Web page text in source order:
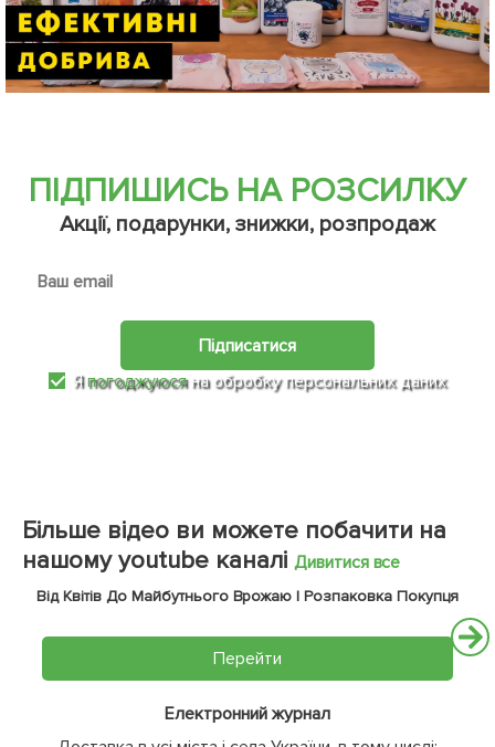
ПІДПИШИСЬ НА РОЗСИЛКУ
Акції, подарунки, знижки, розпродаж
Підписатися
Япогоджуюсяна обробку персональних даних
Більше відео ви можете побачити на
нашому youtube каналі Дивитися все
Від Квітів До Майбутнього Врожаю | Розпаковка Покупця
Перейти
Електронний журнал